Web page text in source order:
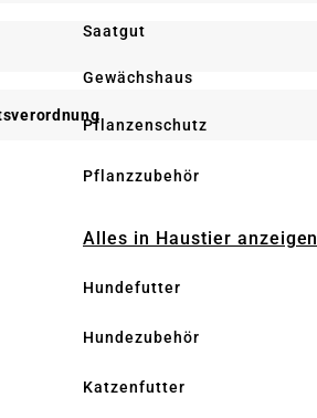
Saatgut
Gewächshaus
Pflanzenschutz
Pflanzzubehör
Alles in Haustier anzeigen
Hundefutter
Hundezubehör
Katzenfutter